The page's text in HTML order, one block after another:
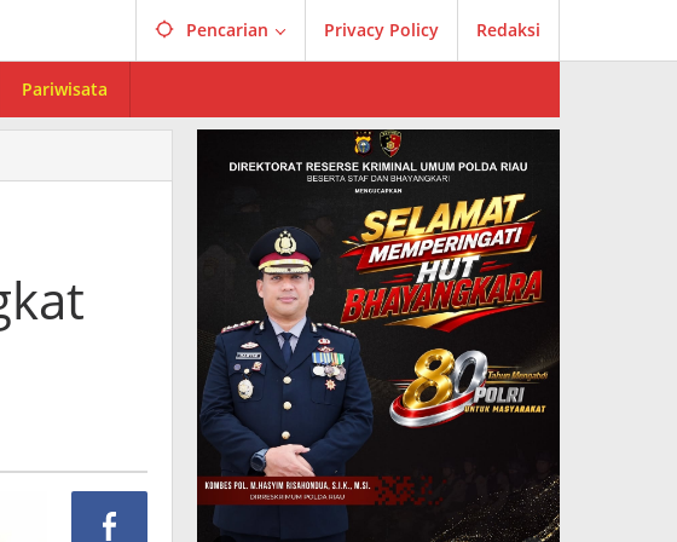
Pencarian Privacy Policy Redaksi
Pariwisata